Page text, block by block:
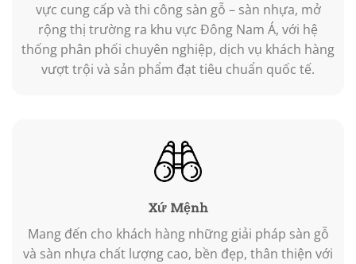
vực cung cấp và thi công sàn gỗ – sàn nhựa, mở
rộng thị trường ra khu vực Đông Nam Á, với hệ
thống phân phối chuyên nghiệp, dịch vụ khách hàng
vượt trội và sản phẩm đạt tiêu chuẩn quốc tế.
Xứ Mệnh
Mang đến cho khách hàng những giải pháp sàn gỗ
và sàn nhựa chất lượng cao, bền đẹp, thân thiện với